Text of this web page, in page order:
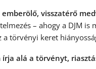
visszatérő
– ahogy a DJM is
a törvényi keret
írja alá a törvényt,